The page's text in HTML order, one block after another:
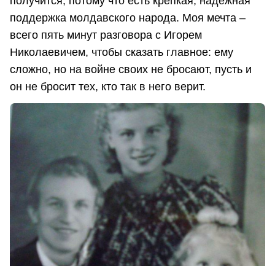
поддержка молдавского народа. Моя мечта –
всего пять минут разговора с Игорем
Николаевичем, чтобы сказать главное: ему
сложно, но на войне своих не бросают, пусть и
он не бросит тех, кто так в него верит.